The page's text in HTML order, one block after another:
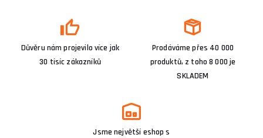
Důvěru nám projevilo více jak
30 tisíc zákazníků
Prodáváme přes 40 000
produktů, z toho 8 000 je
SKLADEM
Jsme největší eshop s